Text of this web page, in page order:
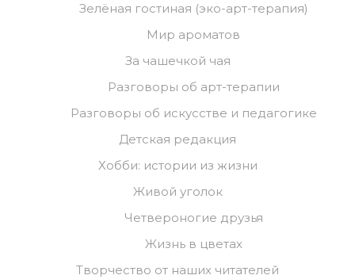
Зелёная гостиная (эко-арт-терапия)
Мир ароматов
За чашечкой чая
Разговоры об арт-терапии
Разговоры об искусстве и педагогике
Детская редакция
Хобби: истории из жизни
Живой уголок
Четвероногие друзья
Жизнь в цветах
Творчество от наших читателей